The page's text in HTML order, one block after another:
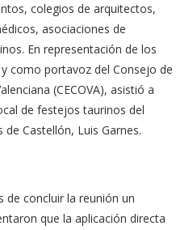
colegios de arquitectos,
asociaciones de
En representación de los
como portavoz del Consejo de
(CECOVA), asistió a
de festejos taurinos del
Castellón, Luis Garnes.
de concluir la reunión un
que la aplicación directa